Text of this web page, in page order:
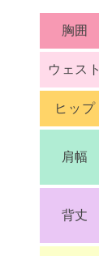
胸囲
ウェスト
ヒップ
肩幅
背丈